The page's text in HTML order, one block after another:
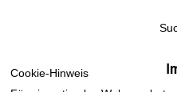
Cookie-Hinweis